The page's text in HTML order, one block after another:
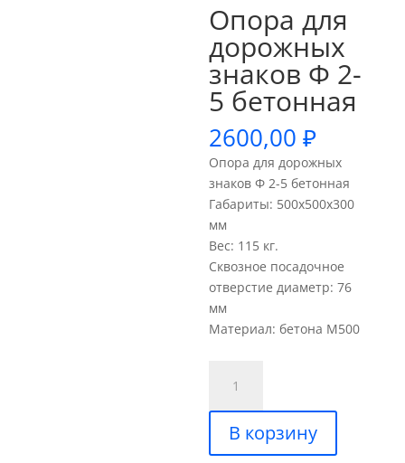
Опора для
дорожных
знаков Ф 2-
5 бетонная
2600,00₽
Опора для дорожных
знаков Ф 2-5 бетонная
Габариты: 500х500х300
мм
Вес: 115 кг.
Сквозное посадочное
отверстие диаметр: 76
мм
Материал: бетона М500
товара
Опора
дорожных
В корзину